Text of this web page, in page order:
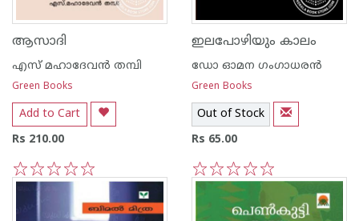
ആസാദി
എസ് മഹാദേവന്‍ തമ്പി
Green Books
Add to Cart
Rs 210.00
4
3
2
1
ഇലപോഴിയും കാലം
ഡോ ഓമന ഗംഗാധരന്‍
Green Books
Out of Stock
Rs 65.00
5
4
3
2
1